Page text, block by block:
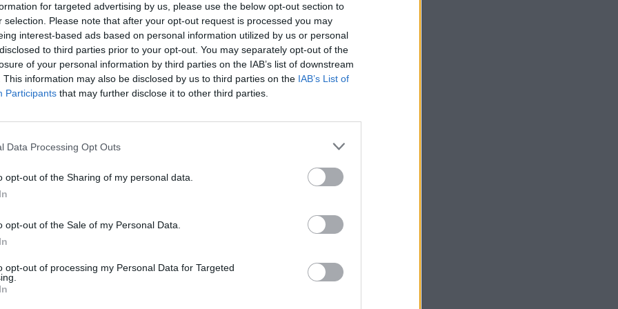
for targeted advertising by us, please use the below opt-out section to
selection. Please note that after your opt-out request is processed you may
interest-based ads based on personal information utilized by us or personal
to third parties prior to your opt-out. You may separately opt-out of the
of your personal information by third parties on the IAB’s list of downstream
This information may also be disclosed by us to third parties on the IAB’s List of
Participants that may further disclose it to other third parties.
Data Processing Opt Outs
opt-out of the Sharing of my personal data.
opt-out of the Sale of my Personal Data.
opt-out of processing my Personal Data for Targeted
ale czynił to w zasadzie tylko wtedy, kiedy jakiś
Nie był raczej typem lekarza kierowanego misją
i troska o niego. Zwłaszcza w momencie,
destrukcyjny wpływ. Szuman stara się
z góry skazane na niepowodzenie, ponieważ
a w dodatku miłość, którą odczuwa Stanisław
Niestety zatracony w miłosnej obsesji przyjaciel